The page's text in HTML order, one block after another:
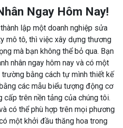
Ngay Hôm Nay!
lập một doanh nghiệp sửa
mô tô, thì việc xây dựng thương
mà bạn không thể bỏ qua. Bạn
nhân ngay hôm nay và có một
bằng cách tự mình thiết kế
các mẫu biểu tượng động cơ
trên nền tảng của chúng tôi.
có thể phù hợp trên mọi phương
một khởi đầu thăng hoa trong